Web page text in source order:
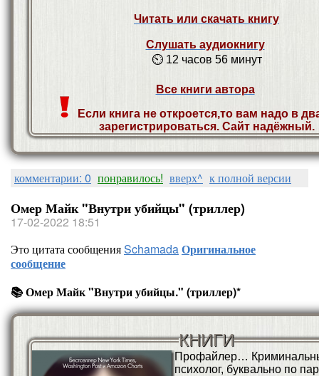
Читать или скачать книгу
Слушать аудиокнигу
⏲ 12 часов 56 минут
Все книги автора
Если книга не откроется,то вам надо в
зарегистрироваться. Сайт надёжный.
комментарии: 0 понравилось! вверх^ к полной версии
Омер Майк "Внутри убийцы" (триллер)
17-02-2022 18:51
Это цитата сообщенияSchamadaОригинальное
сообщение
📚 Омер Майк "Внутри убийцы." (триллер)*
КНИГИ
Профайлер…
психолог, буквально по